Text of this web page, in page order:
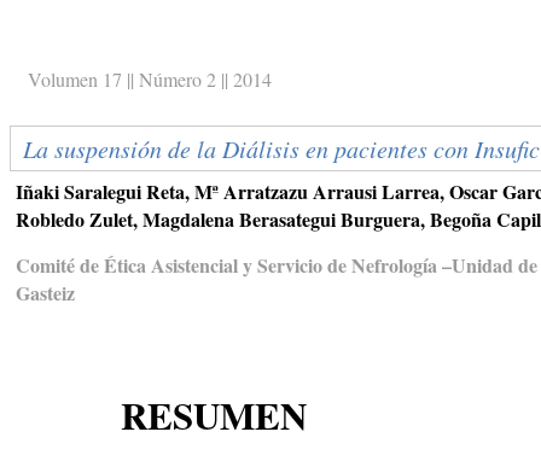
Volumen 17 || Número 2 || 2014
La suspensión de la Diálisis en pacientes con
Iñaki Saralegui Reta, Mª Arratzazu Arrausi Larrea, Oscar
Robledo Zulet, Magdalena Berasategui Burguera, Begoña
Comité de Ética Asistencial y Servicio de Nefrología –Unidad
Gasteiz
RESUMEN